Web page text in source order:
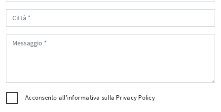
Acconsento all'informativa sulla Privacy Policy